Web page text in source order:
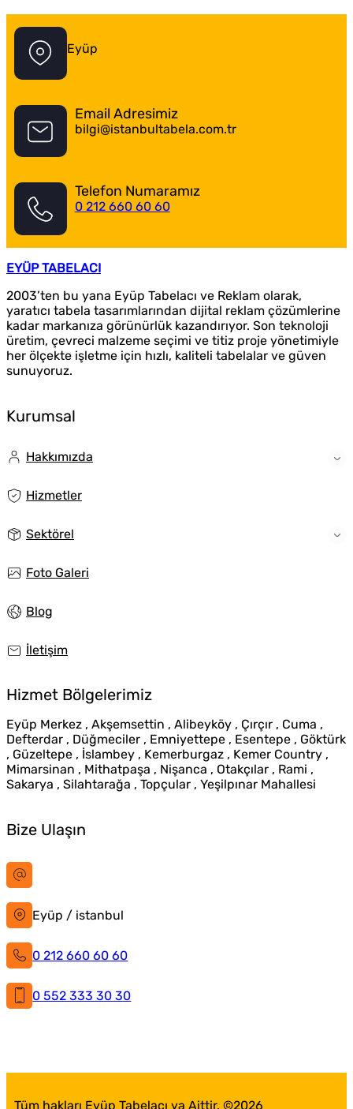
Eyüp
Email Adresimiz
bilgi@istanbultabela.com.tr
Telefon Numaramız
0 212 660 60 60
EYÜP TABELACI
2003’ten bu yana Eyüp Tabelacı ve Reklam olarak,
yaratıcı tabela tasarımlarından dijital reklam çözümlerine
kadar markanıza görünürlük kazandırıyor. Son teknoloji
üretim, çevreci malzeme seçimi ve titiz proje yönetimiyle
her ölçekte işletme için hızlı, kaliteli tabelalar ve güven
sunuyoruz.
Kurumsal
Hakkımızda
Hizmetler
Sektörel
Foto Galeri
Blog
İletişim
Hizmet Bölgelerimiz
Eyüp Merkez , Akşemsettin , Alibeyköy , Çırçır , Cuma ,
Defterdar , Düğmeciler , Emniyettepe , Esentepe , Göktürk
, Güzeltepe , İslambey , Kemerburgaz , Kemer Country ,
Mimarsinan , Mithatpaşa , Nişanca , Otakçılar , Rami ,
Sakarya , Silahtarağa , Topçular , Yeşilpınar Mahallesi
Bize Ulaşın
Eyüp / istanbul
0 212 660 60 60
0 552 333 30 30
Tüm hakları Eyüp Tabelacı ya Aittir. ©2026
İstanbul Tabela